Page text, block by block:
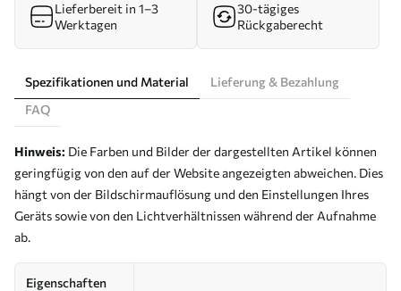
Lieferbereit in 1–3
Werktagen
30-tägiges
Rückgaberecht
Spezifikationen und Material
Lieferung & Bezahlung
FAQ
Hinweis: Die Farben und Bilder der dargestellten Artikel können
geringfügig von den auf der Website angezeigten abweichen. Dies
hängt von der Bildschirmauflösung und den Einstellungen Ihres
Geräts sowie von den Lichtverhältnissen während der Aufnahme
ab.
Eigenschaften